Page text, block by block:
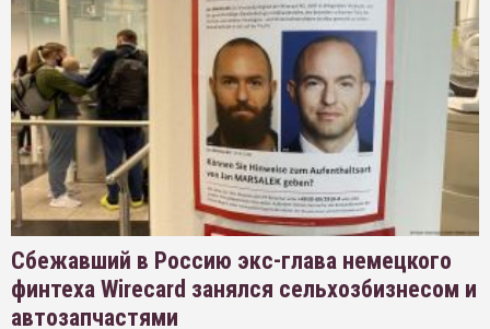
Сбежавший в Россию экс-глава немецкого
финтеха Wirecard занялся сельхозбизнесом и
автозапчастями